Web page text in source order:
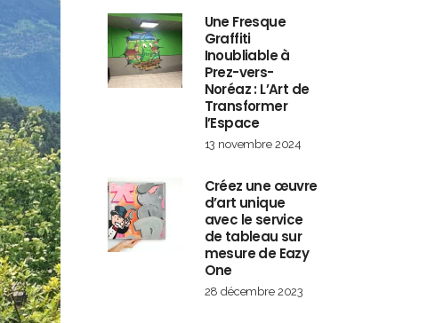
Une Fresque
Graffiti
Inoubliable à
Prez-vers-
Noréaz : L’Art de
Transformer
l’Espace
13 novembre 2024
Créez une œuvre
d’art unique
avec le service
de tableau sur
mesure de Eazy
One
28 décembre 2023